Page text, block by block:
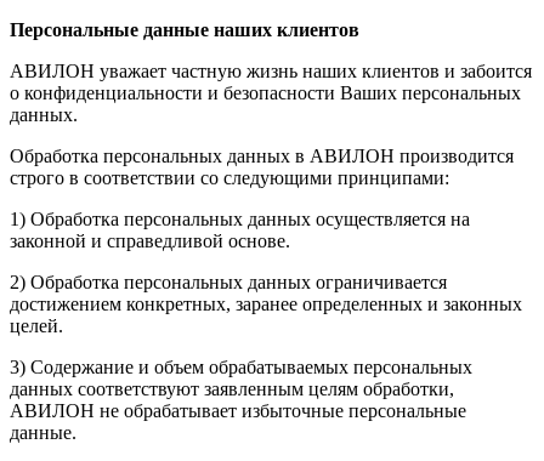
Персональные данные наших клиентов
АВИЛОН уважает частную жизнь наших клиентов и забоится
о конфиденциальности и безопасности Ваших персональных
данных.
Обработка персональных данных в АВИЛОН производится
строго в соответствии со следующими принципами:
1) Обработка персональных данных осуществляется на
законной и справедливой основе.
2) Обработка персональных данных ограничивается
достижением конкретных, заранее определенных и законных
целей.
3) Содержание и объем обрабатываемых персональных
данных соответствуют заявленным целям обработки,
АВИЛОН не обрабатывает избыточные персональные
данные.